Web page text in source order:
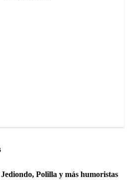
Polilla y más humoristas